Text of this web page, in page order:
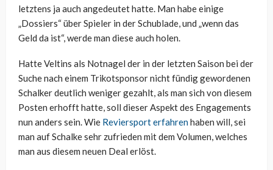
letztens ja auch angedeutet hatte. Man habe einige
„Dossiers“ über Spieler in der Schublade, und „wenn das
Geld da ist“, werde man diese auch holen.
Hatte Veltins als Notnagel der in der letzten Saison bei der
Suche nach einem Trikotsponsor nicht fündig gewordenen
Schalker deutlich weniger gezahlt, als man sich von diesem
Posten erhofft hatte, soll dieser Aspekt des Engagements
nun anders sein. Wie Reviersport erfahrenhaben will, sei
man auf Schalke sehr zufrieden mit dem Volumen, welches
man aus diesem neuen Deal erlöst.